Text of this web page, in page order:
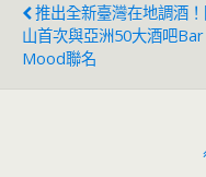
推出全新臺灣在地調酒
山首次與亞洲50大酒吧Bar
Mood聯名